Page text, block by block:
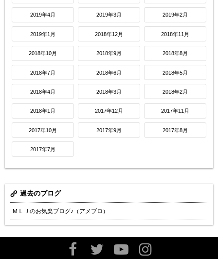
2019年4月 2019年3月 2019年2月
2019年1月 2018年12月 2018年11月
2018年10月 2018年9月 2018年8月
2018年7月 2018年6月 2018年5月
2018年4月 2018年3月 2018年2月
2018年1月 2017年12月 2017年11月
2017年10月 2017年9月 2017年8月
2017年7月
過去のブログ
ＭＬＪのお気楽ブログ♪（アメブロ）